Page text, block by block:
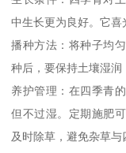
中生长更为良好。它喜
播种方法：将种子均
种后，要保持土壤湿润
养护管理：在四季青
但不过湿。定期施肥
及时除草，避免杂草与